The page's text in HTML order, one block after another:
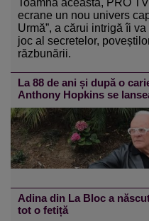
Toamna aceasta, PRO
ecrane un nou univers
Urmă”, a cărui intrigă îi
joc al secretelor,
răzbunării.
La 88 de ani și după o
Anthony Hopkins se
Adina din La Bloc a
tot o fetiță